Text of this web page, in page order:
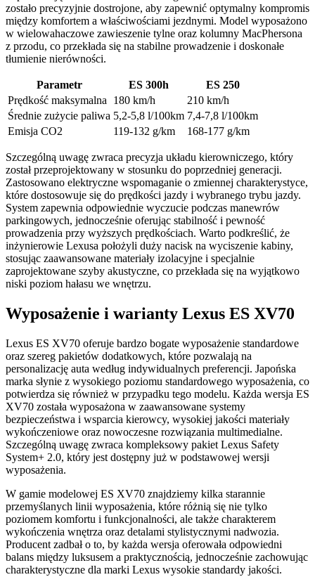
zostało precyzyjnie dostrojone, aby zapewnić optymalny kompromis
między komfortem a właściwościami jezdnymi. Model wyposażono
w wielowahaczowe zawieszenie tylne oraz kolumny MacPhersona
z przodu, co przekłada się na stabilne prowadzenie i doskonałe
tłumienie nierówności.
Parametr ES 300h
ES 250
Prędkość maksymalna
180 km/h
210 km/h
Średnie zużycie paliwa 5,2-5,8 l/100km 7,4-7,8 l/100km
Emisja CO2
119-132 g/km 168-177 g/km
Szczególną uwagę zwraca precyzja układu kierowniczego, który
został przeprojektowany w stosunku do poprzedniej generacji.
Zastosowano elektryczne wspomaganie o zmiennej charakterystyce,
które dostosowuje się do prędkości jazdy i wybranego trybu jazdy.
System zapewnia odpowiednie wyczucie podczas manewrów
parkingowych, jednocześnie oferując stabilność i pewność
prowadzenia przy wyższych prędkościach. Warto podkreślić, że
inżynierowie Lexusa położyli duży nacisk na wyciszenie kabiny,
stosując zaawansowane materiały izolacyjne i specjalnie
zaprojektowane szyby akustyczne, co przekłada się na wyjątkowo
niski poziom hałasu we wnętrzu.
Wyposażenie i warianty Lexus ES XV70
Lexus ES XV70 oferuje bardzo bogate wyposażenie standardowe
oraz szereg pakietów dodatkowych, które pozwalają na
personalizację auta według indywidualnych preferencji. Japońska
marka słynie z wysokiego poziomu standardowego wyposażenia, co
potwierdza się również w przypadku tego modelu. Każda wersja ES
XV70 została wyposażona w zaawansowane systemy
bezpieczeństwa i wsparcia kierowcy, wysokiej jakości materiały
wykończeniowe oraz nowoczesne rozwiązania multimedialne.
Szczególną uwagę zwraca kompleksowy pakiet Lexus Safety
System+ 2.0, który jest dostępny już w podstawowej wersji
wyposażenia.
W gamie modelowej ES XV70 znajdziemy kilka starannie
przemyślanych linii wyposażenia, które różnią się nie tylko
poziomem komfortu i funkcjonalności, ale także charakterem
wykończenia wnętrza oraz detalami stylistycznymi nadwozia.
Producent zadbał o to, by każda wersja oferowała odpowiedni
balans między luksusem a praktycznością, jednocześnie zachowując
charakterystyczne dla marki Lexus wysokie standardy jakości.